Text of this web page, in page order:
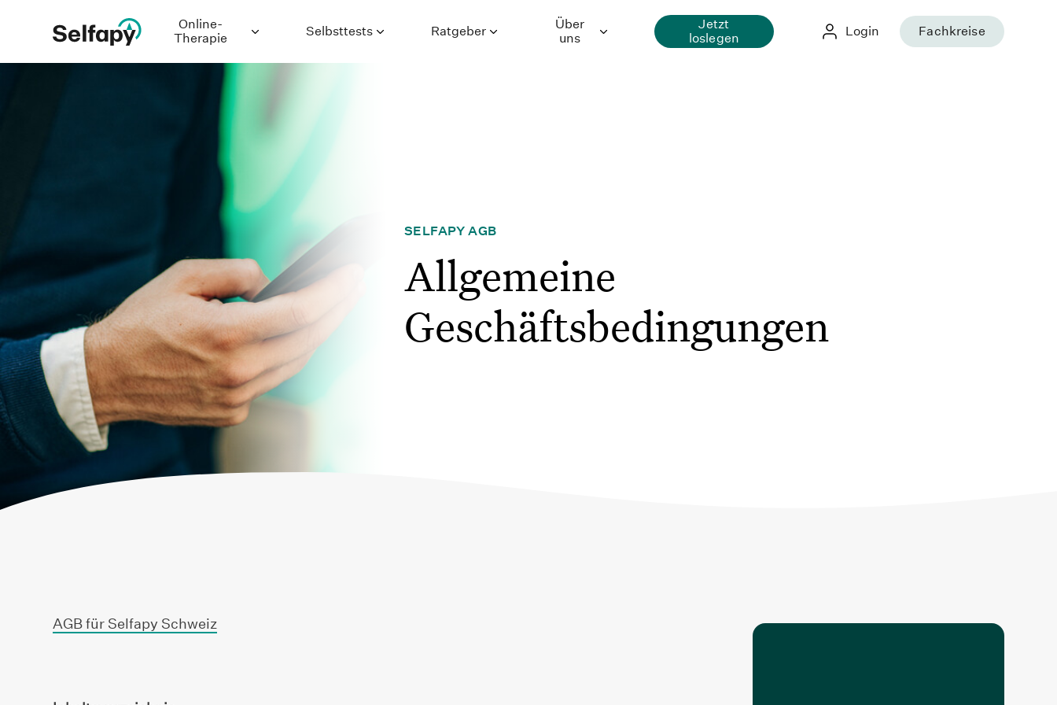
Online-
Therapie
Generalisierte
Binge-Eating-
Störung
Bulimie
Chronische
Schmerzen
Panikstörung
Selbsttests Ratgeber
Über
uns
Jetzt
loslegen
Fachkreise
Login
SELFAPY AGB
Allgemeine
Geschäftsbedingungen
AGB für Selfapy Schweiz